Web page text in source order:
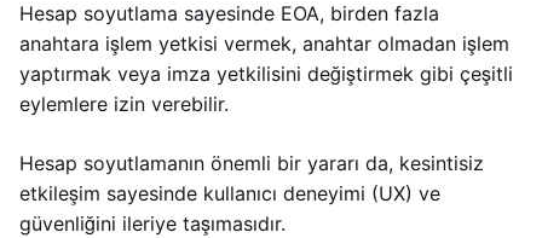
Hesap soyutlama sayesinde EOA, birden fazla
anahtara işlem yetkisi vermek, anahtar olmadan işlem
yaptırmak veya imza yetkilisini değiştirmek gibi çeşitli
eylemlere izin verebilir.
Hesap soyutlamanın önemli bir yararı da, kesintisiz
etkileşim sayesinde kullanıcı deneyimi (UX) ve
güvenliğini ileriye taşımasıdır.